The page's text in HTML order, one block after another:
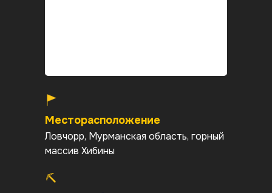
Месторасположение
Ловчорр, Мурманская область, горный
массив Хибины